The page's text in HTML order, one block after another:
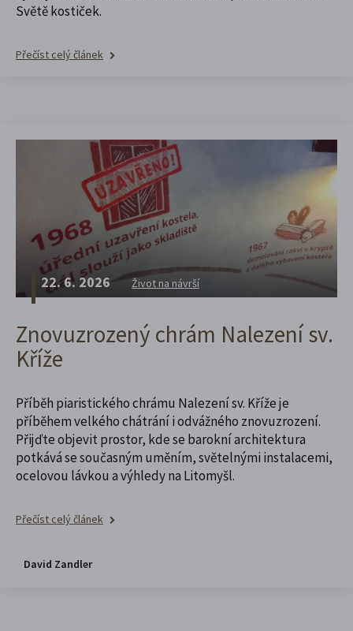
Světě kostiček.
Přečíst celý článek
22. 6. 2026 Život na návrší
Znovuzrozený chrám Nalezení sv.
Kříže
Příběh piaristického chrámu Nalezení sv. Kříže je
příběhem velkého chátrání i odvážného znovuzrození.
Přijďte objevit prostor, kde se barokní architektura
potkává se současným uměním, světelnými instalacemi,
ocelovou lávkou a výhledy na Litomyšl.
Přečíst celý článek
David Zandler